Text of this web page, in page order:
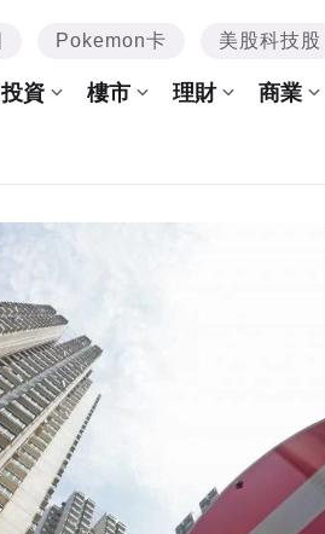
Pokemon卡 美股科技股
投資 樓市 理財 商業